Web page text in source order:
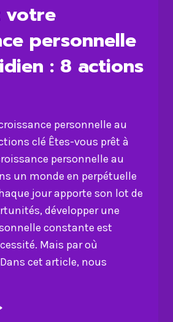
votre
personnelle
: 8 actions
personnelle au
clé Êtes-vous prêt à
personnelle au
un monde en perpétuelle
jour apporte son lot de
développer une
constante est
Mais par où
cet article, nous